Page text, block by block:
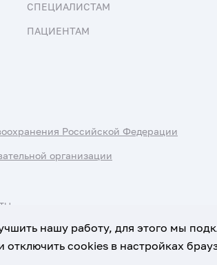
СПЕЦИАЛИСТАМ
ПАЦИЕНТАМ
Российской Федерации
организации
нашу работу, для этого мы
cookies в настройках